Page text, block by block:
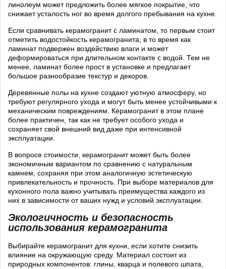
линолеум может предложить более мягкое покрытие, что
снижает усталость ног во время долгого пребывания на кухне.
Если сравнивать керамогранит с ламинатом, то первым стоит
отметить водостойкость керамогранита, в то время как
ламинат подвержен воздействию влаги и может
деформироваться при длительном контакте с водой. Тем не
менее, ламинат более прост в установке и предлагает
большое разнообразие текстур и декоров.
Деревянные полы на кухне создают уютную атмосферу, но
требуют регулярного ухода и могут быть менее устойчивыми к
механическим повреждениям. Керамогранит в этом плане
более практичен, так как не требует особого ухода и
сохраняет свой внешний вид даже при интенсивной
эксплуатации.
В вопросе стоимости, керамогранит может быть более
экономичным вариантом по сравнению с натуральным
камнем, сохраняя при этом аналогичную эстетическую
привлекательность и прочность. При выборе материалов для
кухонного пола важно учитывать преимущества каждого из
них в зависимости от ваших нужд и условий эксплуатации.
Экологичность и безопасность
использования керамогранита
Выбирайте керамогранит для кухни, если хотите снизить
влияние на окружающую среду. Материал состоит из
природных компонентов: глины, кварца и полевого шпата,